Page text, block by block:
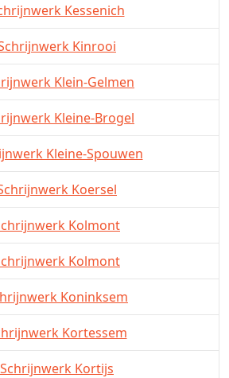
Kessenich
Kinrooi
Klein-Gelmen
Kleine-Brogel
Kleine-Spouwen
Koersel
Kolmont
Kolmont
Koninksem
Kortessem
Schrijnwerk Kortijs